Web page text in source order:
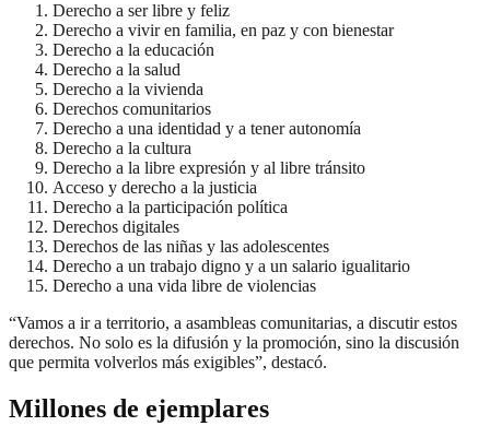
Derecho a ser libre y feliz
Derecho a vivir en familia, en paz y con bienestar
Derecho a la educación
Derecho a la salud
Derecho a la vivienda
Derechos comunitarios
Derecho a una identidad y a tener autonomía
Derecho a la cultura
Derecho a la libre expresión y al libre tránsito
Acceso y derecho a la justicia
Derecho a la participación política
Derechos digitales
Derechos de las niñas y las adolescentes
Derecho a un trabajo digno y a un salario igualitario
Derecho a una vida libre de violencias
“Vamos a ir a territorio, a asambleas comunitarias, a discutir estos
derechos. No solo es la difusión y la promoción, sino la discusión
que permita volverlos más exigibles”, destacó.
Millones de ejemplares